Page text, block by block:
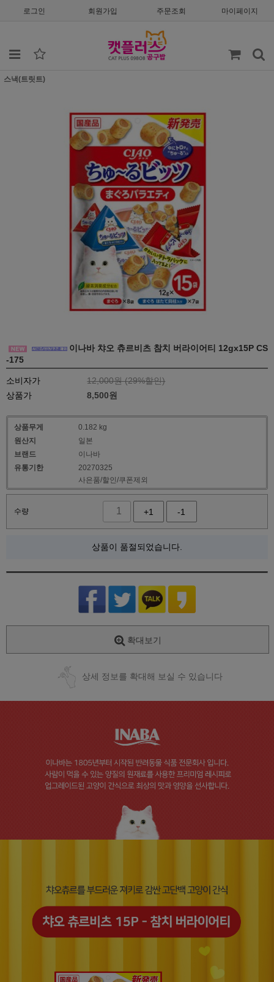
로그인 회원가입 주문조회 마이페이지
스낵(트릿트)
이나바 챠오 츄르비츠 참치 버라이어티 12gx15P CS
-175
소비자가 12,000원 (29%할인)
상품가
8,500원
상품무게
0.182 kg
원산지
일본
브랜드
이나바
유통기한
20270325
사은품/할인/쿠폰제외
수량 +1 -1
상품이 품절되었습니다.
확대보기
상세 정보를 확대해 보실 수 있습니다